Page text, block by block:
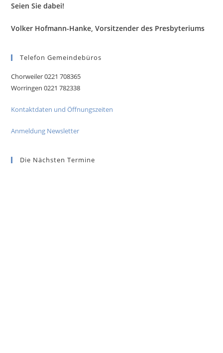
Seien Sie dabei!
Volker Hofmann-Hanke, Vorsitzender des Presbyteriums
Telefon Gemeindebüros
Chorweiler 0221 708365
Worringen 0221 782338
Kontaktdaten und Öffnungszeiten
Anmeldung Newsletter
Die Nächsten Termine